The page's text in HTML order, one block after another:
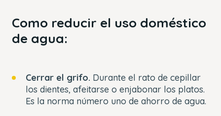
Como reducir el uso doméstico
de agua:
Cerrar el grifo. Durante el rato de cepillar
los dientes, afeitarse o enjabonar los platos.
Es la norma número uno de ahorro de agua.